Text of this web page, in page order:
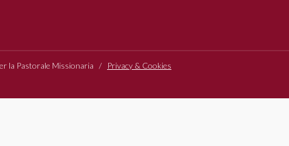
la Pastorale Missionaria /
Privacy & Cookies